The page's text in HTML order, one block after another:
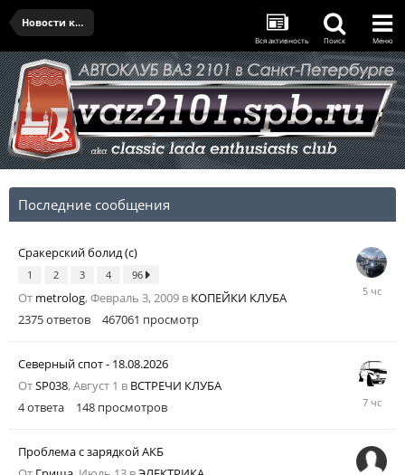
Новости клуба
Вся активность Поиск Меню
Последние сообщения
Сракерский болид (с)
1 2 3 4 96
От metrolog, Февраль 3, 2009 в КОПЕЙКИ КЛУБА
2375ответов 467061 просмотр
Северный спот - 18.08.2026
ОтSP038, Август 1 в ВСТРЕЧИ КЛУБА
4ответа 148 просмотров
Проблема с зарядкой АКБ